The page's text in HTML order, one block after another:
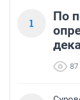
1
По
87